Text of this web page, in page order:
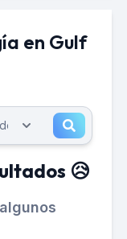
en Gulf
😥